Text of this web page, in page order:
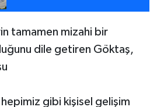
tamamen mizahi bir
dile getiren Göktaş,
hepimiz gibi kişisel gelişim